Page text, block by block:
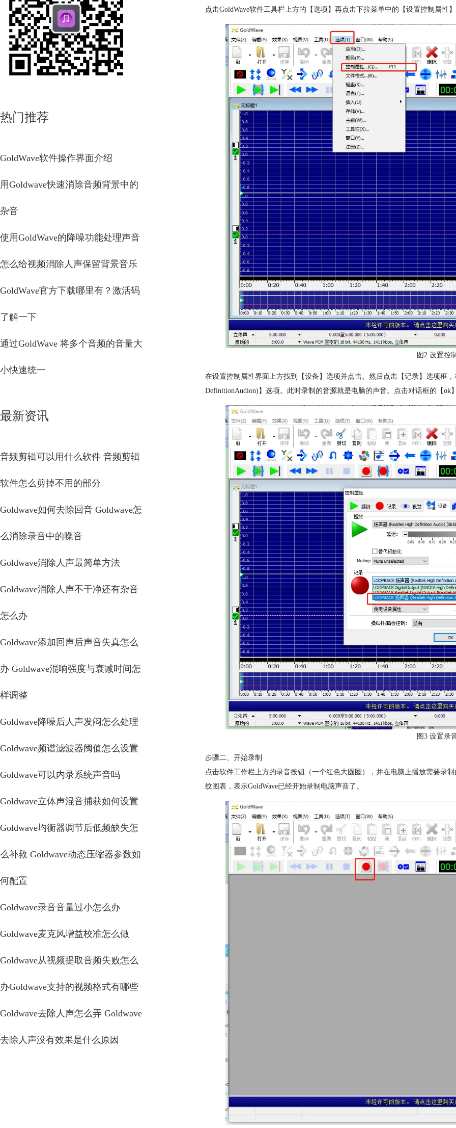
热门推荐
GoldWave软件操作界面介绍
用Goldwave快速消除音频背景中的
杂音
使用GoldWave的降噪功能处理声音
怎么给视频消除人声保留背景音乐
GoldWave官方下载哪里有？激活码
了解一下
通过GoldWave 将多个音频的音量大
小快速统一
最新资讯
音频剪辑可以用什么软件 音频剪辑
软件怎么剪掉不用的部分
Goldwave如何去除回音 Goldwave怎
么消除录音中的噪音
Goldwave消除人声最简单方法
Goldwave消除人声不干净还有杂音
怎么办
Goldwave添加回声后声音失真怎么
办 Goldwave混响强度与衰减时间怎
样调整
Goldwave降噪后人声发闷怎么处理
Goldwave频谱滤波器阈值怎么设置
Goldwave可以内录系统声音吗
Goldwave立体声混音捕获如何设置
Goldwave均衡器调节后低频缺失怎
么补救 Goldwave动态压缩器参数如
何配置
Goldwave录音音量过小怎么办
Goldwave麦克风增益校准怎么做
Goldwave从视频提取音频失败怎么
办Goldwave支持的视频格式有哪些
Goldwave去除人声怎么弄 Goldwave
去除人声没有效果是什么原因
点击GoldWave软件工具栏上方的【选项】再点击下拉菜单中的【设置控制属性
图2 设置控
在设置控制属性界面上方找到【设备】选项并点击。然后点击【记录】选项框
DefinitionAudion)】选项。此时录制的音源就是电脑的声音。点击对话框的【ok
图3 设置录
步骤二、开始录制
点击软件工作栏上方的录音按钮（一个红色大圆圈），并在电脑上播放需要录
纹图表，表示GoldWave已经开始录制电脑声音了。